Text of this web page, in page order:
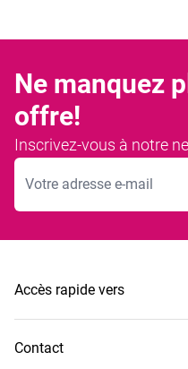
Ne manquez
offre!
Inscrivez-vous à notre
Adresse mail
Accès rapide vers
Contact